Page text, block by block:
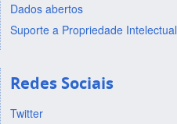
Dados abertos
Suporte a Propriedade Intelectual
Redes Sociais
Twitter